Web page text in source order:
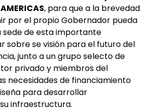
, para que a la brevedad
por el propio Gobernador pueda
sede de esta importante
sobre se visión para el futuro del
junto a un grupo selecto de
privado y miembros del
necesidades de financiamiento
para desarrollar
infraestructura.